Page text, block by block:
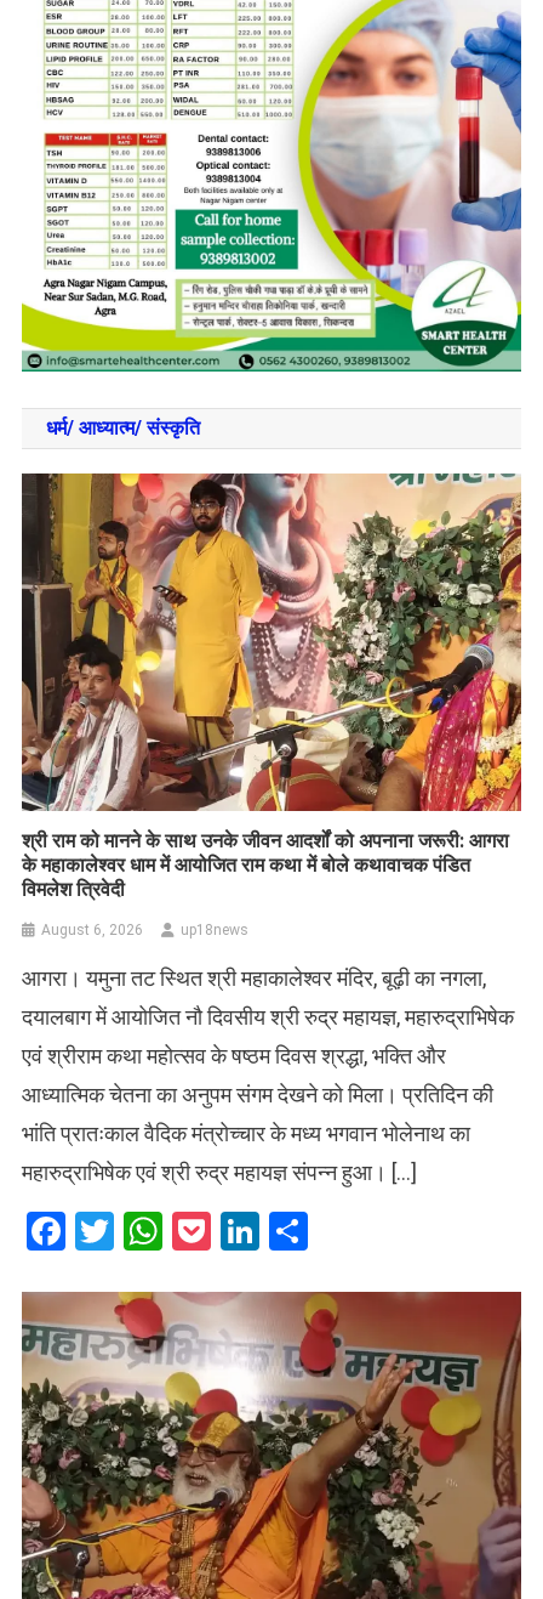
धर्म/ आध्‍यात्‍म/ संस्‍कृति
​श्री राम को मानने के साथ उनके जीवन आदर्शों को अपनाना जरूरी: आगरा
के महाकालेश्वर धाम में आयोजित राम कथा में बोले कथावाचक पंडित
विमलेश त्रिवेदी
August 6, 2026 up18news
आगरा। यमुना तट स्थित श्री महाकालेश्वर मंदिर, बूढ़ी का नगला,
दयालबाग में आयोजित नौ दिवसीय श्री रुद्र महायज्ञ, महारुद्राभिषेक
एवं श्रीराम कथा महोत्सव के षष्ठम दिवस श्रद्धा, भक्ति और
आध्यात्मिक चेतना का अनुपम संगम देखने को मिला। प्रतिदिन की
भांति प्रातःकाल वैदिक मंत्रोच्चार के मध्य भगवान भोलेनाथ का
महारुद्राभिषेक एवं श्री रुद्र महायज्ञ संपन्न हुआ। […]
Facebook
Twitter
WhatsApp
PocketLinkedIn